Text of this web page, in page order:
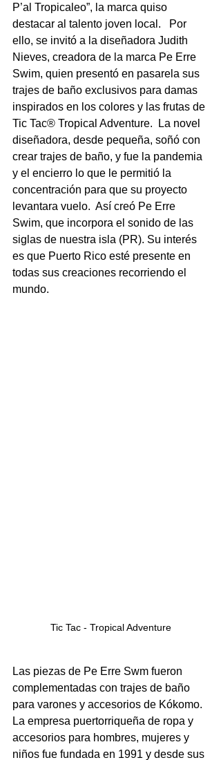
P’al Tropicaleo”, la marca quiso
destacar al talento joven local.   Por
ello, se invitó a la diseñadora Judith
Nieves, creadora de la marca Pe Erre
Swim, quien presentó en pasarela sus
trajes de baño exclusivos para damas
inspirados en los colores y las frutas de
Tic Tac® Tropical Adventure.  La novel
diseñadora, desde pequeña, soñó con
crear trajes de baño, y fue la pandemia
y el encierro lo que le permitió la
concentración para que su proyecto
levantara vuelo.  Así creó Pe Erre
Swim, que incorpora el sonido de las
siglas de nuestra isla (PR). Su interés
es que Puerto Rico esté presente en
todas sus creaciones recorriendo el
mundo.
Tic Tac - Tropical Adventure
Las piezas de Pe Erre Swm fueron
complementadas con trajes de baño
para varones y accesorios de Kókomo.
La empresa puertorriqueña de ropa y
accesorios para hombres, mujeres y
niños fue fundada en 1991 y desde sus